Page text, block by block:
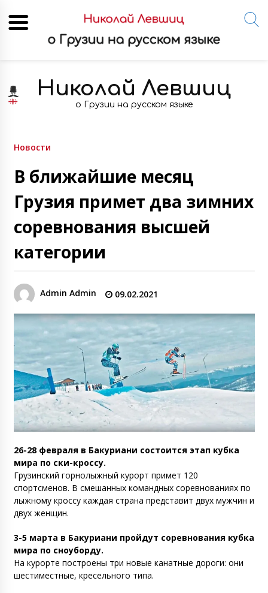
content
Николай Левшиц
о Грузии на русском языке
Новости
В ближайшие месяц
Грузия примет два зимних
соревнования высшей
категории
Admin Admin 09.02.2021
26-28 февраля в Бакуриани состоится этап кубка
мира по ски-кроссу.
Грузинский горнолыжный курорт примет 120
спортсменов. В смешанных командных соревнованиях по
лыжному кроссу каждая страна представит двух мужчин и
двух женщин.
3-5 марта в Бакуриани пройдут соревнования кубка
мира по сноуборду.
На курорте построены три новые канатные дороги: они
шестиместные, кресельного типа.